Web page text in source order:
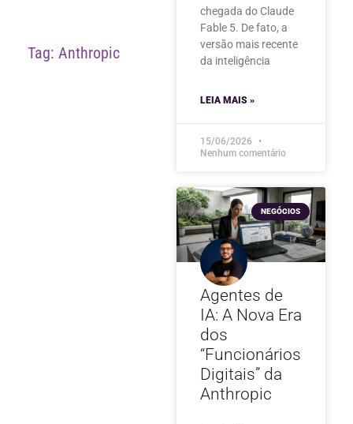
Tag: Anthropic
chegada do Claude
Fable 5. De fato, a
versão mais recente
da inteligência
LEIA MAIS »
15/06/2026
Nenhum comentário
NEGÓCIOS
Agentes de
IA: A Nova Era
dos
“Funcionários
Digitais” da
Anthropic